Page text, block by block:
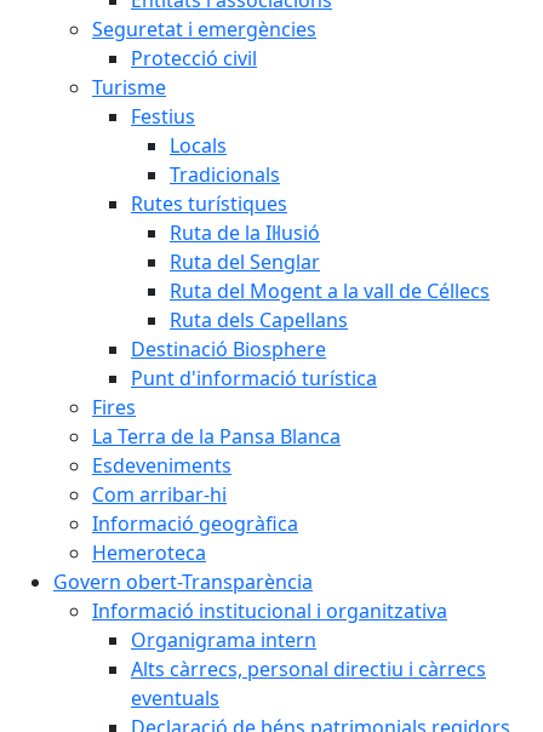
Seguretat i emergències
Protecció civil
Turisme
Festius
Locals
Tradicionals
Rutes turístiques
Ruta de la Il·lusió
Ruta del Senglar
Ruta del Mogent a la vall de Céllecs
Ruta dels Capellans
Destinació Biosphere
Punt d'informació turística
Fires
La Terra de la Pansa Blanca
Esdeveniments
Com arribar-hi
Informació geogràfica
Hemeroteca
Govern obert-Transparència
Informació institucional i organitzativa
Organigrama intern
Alts càrrecs, personal directiu i càrrecs
eventuals